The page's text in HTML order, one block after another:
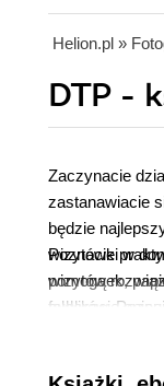
Helion.pl »
DTP -
Zaczynacie
zastanawiacie
będzie
wizytówki w
pomogą
publikacje
usprawniające
Poznacie
wizytówek,
folderów.
wykorzystania